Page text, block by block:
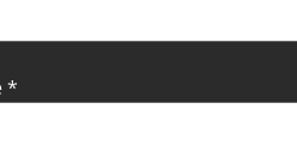
*